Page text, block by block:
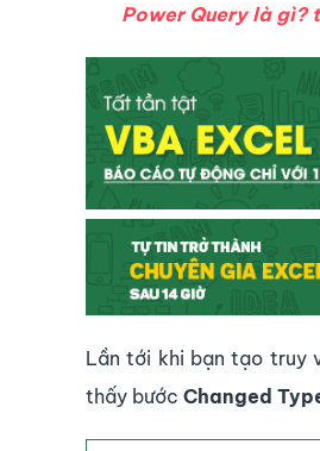
Power Query là gì?
Lần tới khi bạn tạo truy
thấy bước Changed